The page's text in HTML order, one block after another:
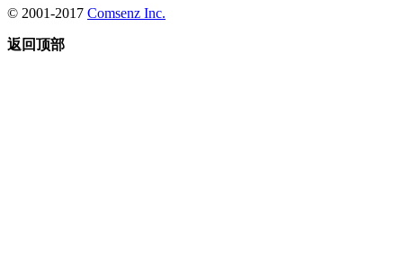
© 2001-2017 Comsenz Inc.
返回顶部